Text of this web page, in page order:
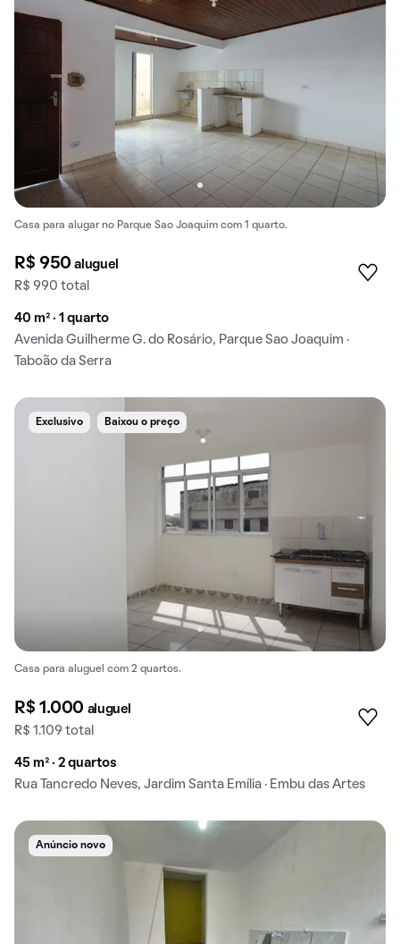
Casa para alugar no Parque Sao Joaquim com 1 quarto.
R$ 950aluguel
R$ 990 total
40 m² · 1 quarto
Avenida Guilherme G. do Rosário, Parque Sao Joaquim ·
Taboão da Serra
Exclusivo Baixou o preço
Casa para aluguel com 2 quartos.
R$ 1.000 aluguel
R$ 1.109 total
45 m² · 2 quartos
Rua Tancredo Neves, Jardim Santa Emília · Embu das Artes
Anúncio novo